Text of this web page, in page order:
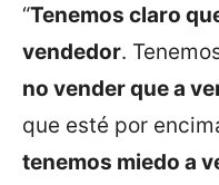
“Tenemos claro
vendedor.
no vender que a
que esté por
tenemos miedo a